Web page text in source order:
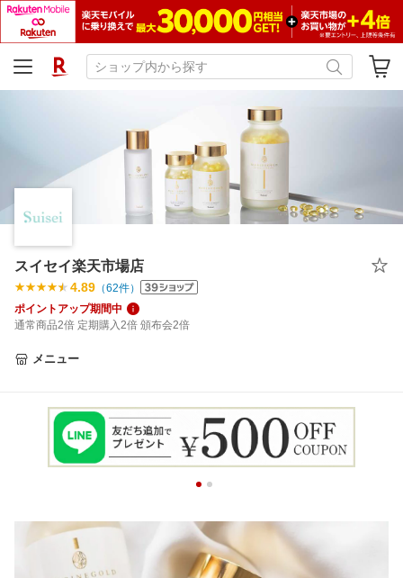
スイセイ楽天市場店
4.89 （62件）
ポイントアップ期間中
通常商品2倍 定期購入2倍 頒布会2倍
メニュー